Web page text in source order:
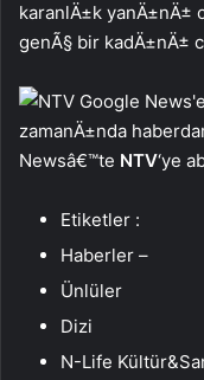
karanlÄ±k yanÄ±nÄ±
genÃ§ bir kadÄ±nÄ±
zamanÄ±nda
Newsâ€™te NTV‘ye
Etiketler :
Haberler –
Ünlüler
Dizi
N-Life